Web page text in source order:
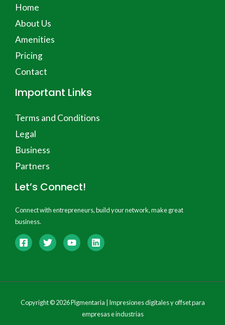
Home
About Us
Amenities
Pricing
Contact
Important Links
Terms and Conditions
Legal
Business
Partners
Let’s Connect!
Connect with entrepreneurs, build your network, make great
business.
Copyright © 2026 Pigmentaria | Impresiones digitales y offset para
empresas e industrias